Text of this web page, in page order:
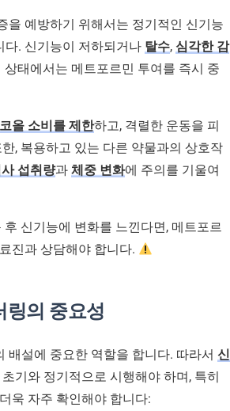
을 예방하기 위해서는 정기적인 신기능
다. 신기능이 저하되거나 탈수, 심각한 감
태에서는 메트포르민 투여를 즉시 중
올 소비를 제한하고, 격렬한 운동을 피
, 복용하고 있는 다른 약물과의 상호작
섭취량과 체중 변화에 주의를 기울여
후 신기능에 변화를 느낀다면, 메트포르
진과 상담해야 합니다.
링의 중요성
배설에 중요한 역할을 합니다. 따라서 신
기와 정기적으로 시행해야 하며, 특히
욱 자주 확인해야 합니다: